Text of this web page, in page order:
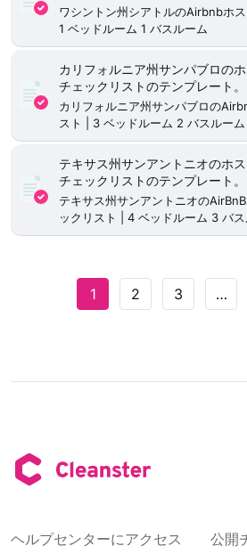
ワシントン州シアトルのAirbnbホス
1 ベッドルーム 1 バスルーム
カリフォルニア州サンパブロの
チェックリストのテンプレート。
カリフォルニア州サンパブロの
スト | 3 ベッドルーム 2 バスルーム
テキサス州サンアントニオのホ
チェックリストのテンプレート。
テキサス州サンアントニオの
ックリスト | 4 ベッドルーム 3 バ
1 2 3 …
ヘルプセンターにアクセス
公開